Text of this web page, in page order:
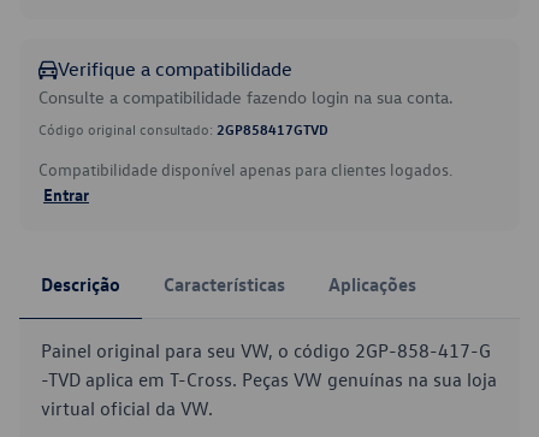
Verifique a compatibilidade
Consulte a compatibilidade fazendo login na sua conta.
Código original consultado: 2GP858417GTVD
Compatibilidade disponível apenas para clientes logados.
Entrar
Descrição Características Aplicações
Painel original para seu VW, o código 2GP-858-417-G
-TVD aplica em T-Cross. Peças VW genuínas na sua loja
virtual oficial da VW.